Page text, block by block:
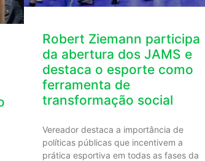
Robert Ziemann participa
da abertura dos JAMS e
destaca o esporte como
ferramenta de
transformação social
Vereador destaca a importância de
políticas públicas que incentivem a
prática esportiva em todas as fases da